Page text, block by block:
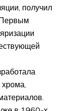
получил